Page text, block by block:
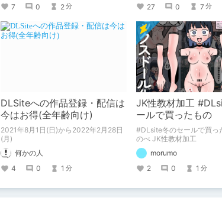
7
0 2分
27
0 7 分
DLSiteへの作品登録・配信は
今はお得(全年齢向け)
2021年8月1日(日)から2022年2月28日
(月)
何かの人
4
0 1 分
JK性教材加工
ールで買ったもの
#DLsite冬のセールで買っ
のべ JK性教材加工
morumo
2
0 1 分